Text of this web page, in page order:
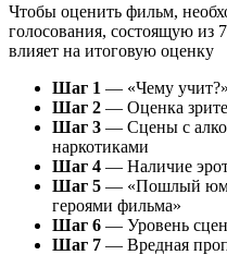
Чтобы оценить фильм,
голосования, состоящую из
влияет на итоговую оценку
Шаг 1 — «Чему учит?»
Шаг 2 — Оценка
Шаг 3 — Сцены с
наркотиками
Шаг 4 — Наличие
Шаг 5 — «Пошлый
героями фильма»
Шаг 6 — Уровень сцен
Шаг 7 — Вредная